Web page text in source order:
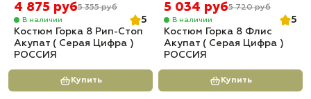
4 875 руб5 355 руб
В наличии
5
Костюм Горка 8 Рип-Стоп
Акупат ( Серая Цифра )
РОССИЯ
Купить
5 034 руб5 720 руб
В наличии
5
Костюм Горка 8 Флис
Акупат ( Серая Цифра )
РОССИЯ
Купить